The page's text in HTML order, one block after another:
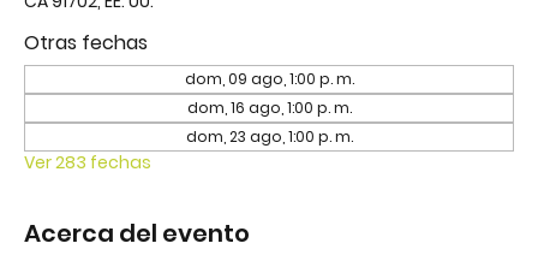
Otras fechas
dom, 09 ago, 1:00 p. m.
dom, 16 ago, 1:00 p. m.
dom, 23 ago, 1:00 p. m.
Ver 283 fechas
Acerca del evento